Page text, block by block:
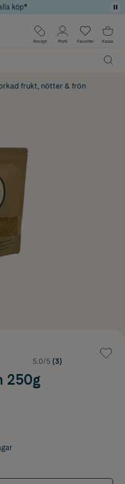
Skönhet
för 20% över 649kr
& hudterapeuter
köp*
Recept Profil Favoriter Kassa
frukt, nötter & frön
5.0/5 (3)
250g